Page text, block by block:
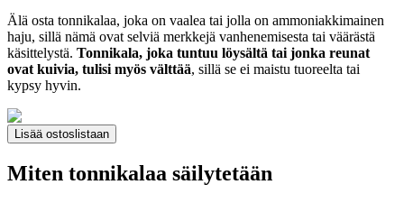
Älä osta tonnikalaa, joka on vaalea tai jolla on ammoniakkimainen
haju, sillä nämä ovat selviä merkkejä vanhenemisesta tai väärästä
käsittelystä. Tonnikala, joka tuntuu löysältä tai jonka reunat
ovat kuivia, tulisi myös välttää, sillä se ei maistu tuoreelta tai
kypsy hyvin.
Lisää ostoslistaan
Miten tonnikalaa säilytetään